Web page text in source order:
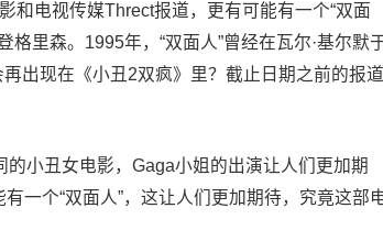
和电视传媒Threct报道，更有可能有一个“双面
格里森。1995年，“双面人”曾经在瓦尔·基尔默
出现在《小丑2双疯》里？截止日期之前的报道
的小丑女电影，Gaga小姐的出演让人们更加期
一个“双面人”，这让人们更加期待，究竟这部